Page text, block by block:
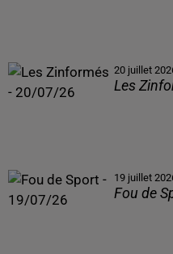
20 juillet
Les
19 juillet
Fou de